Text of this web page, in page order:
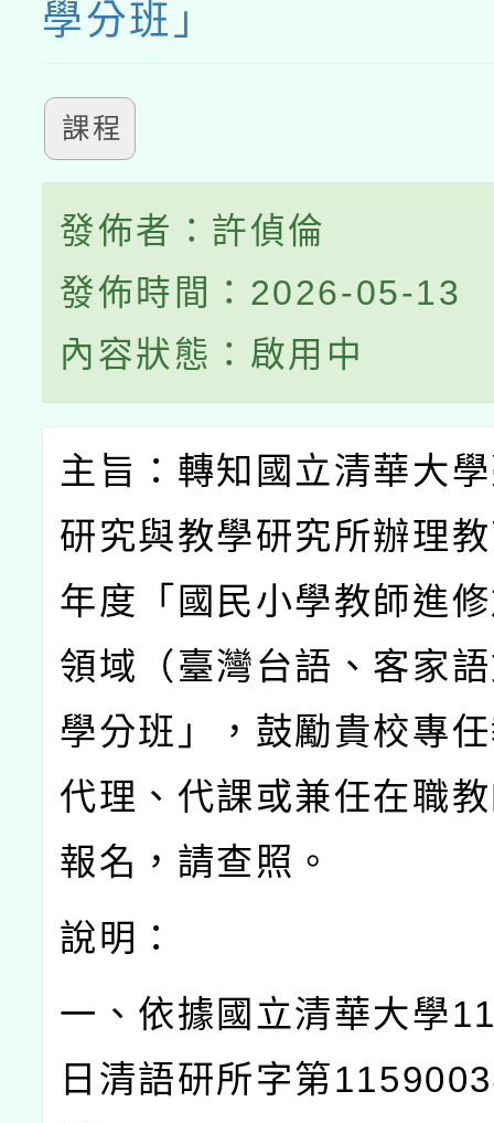
學分班」
課程
發佈者：許偵倫
發佈時間：2026-05-13
內容狀態：啟用中
主旨：轉知國立清華大
研究與教學研究所辦理
年度「國民小學教師進
領域（臺灣台語、客家
學分班」，鼓勵貴校專
代理、代課或兼任在職
報名，請查照。
說明：
一、依據國立清華大學
日清語研所字第